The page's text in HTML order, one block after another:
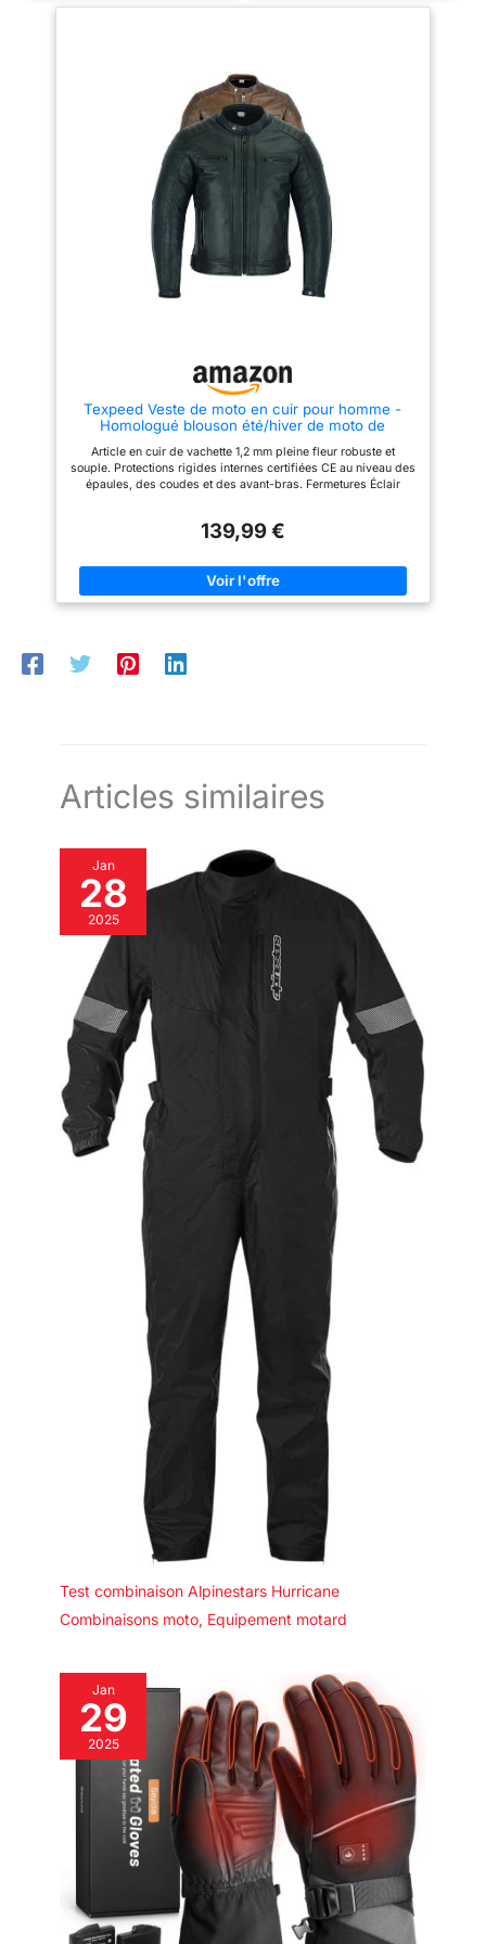
raccorder avec le pantalon (des
deux côtés) Poches intérieures
pour plus de capacité de
Texpeed Veste de moto en cuir pour homme -
Homologué blouson été/hiver de moto de
(EN 1621-1) Design cousu matelassé - Noir - M
Article en cuir de vachette 1,2 mm pleine fleur robuste et
souple. Protections rigides internes certifiées CE au niveau des
épaules, des coudes et des avant-bras. Fermetures Éclair
avec fermeture Éclair pour l'hiver. Partie élastique au niveau
raccorder avec le pantalon (des deux côtés) Poches intérieures
pour plus de capacité de rangement.
139,99 €
Articles similaires
Jan
28
2025
Test combinaison Alpinestars Hurricane
Combinaisons moto, Equipement motard
Jan
29
2025